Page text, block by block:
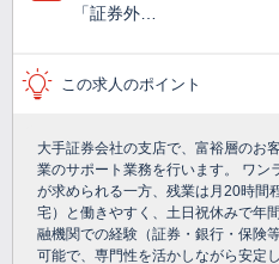
「証券外…
この求人のポイント
大手証券会社の支店で、富裕層のお
業のサポート業務を行います。 ワン
が求められる一方、残業は月20時間
宅）と働きやすく、土日祝休みで年
融機関での経験（証券・銀行・保険
可能で、専門性を活かしながら安定